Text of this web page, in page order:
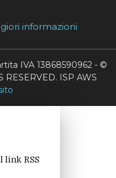
informazioni
IVA 13868590962 - ©
RESERVED. ISP AWS
link RSS